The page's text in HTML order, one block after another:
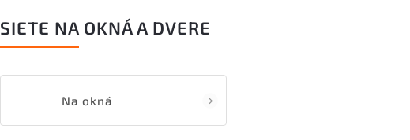
SIETE NA OKNÁ A DVERE
Na okná